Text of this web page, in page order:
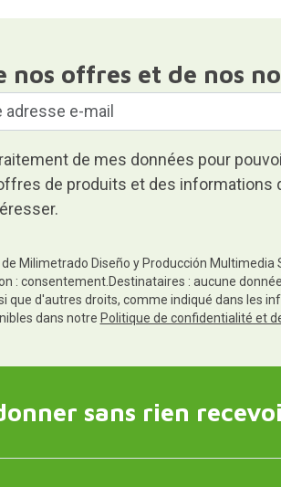
nos offres et de nos
de mes données pour
de produits et des informations
Milimetrado Diseño y Producción Multimedia
: consentement.Destinataires : aucune
que d'autres droits, comme indiqué dans les
dans notre Politique de confidentialité et
sans rien